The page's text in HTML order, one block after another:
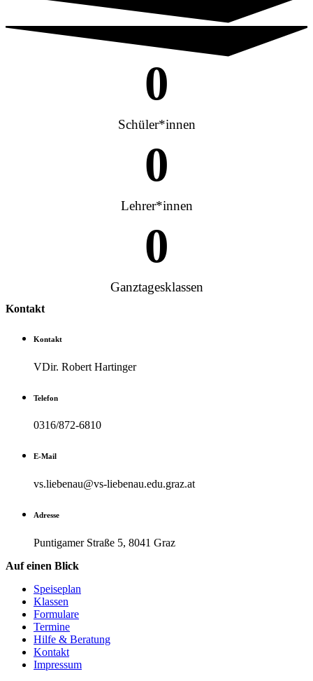
0
Schüler*innen
0
Lehrer*innen
0
Ganztagesklassen
Kontakt
Kontakt
VDir. Robert Hartinger
Telefon
0316/872-6810
E-Mail
vs.liebenau@vs-liebenau.edu.graz.at
Adresse
Puntigamer Straße 5, 8041 Graz
Auf einen Blick
Speiseplan
Klassen
Formulare
Termine
Hilfe & Beratung
Kontakt
Impressum